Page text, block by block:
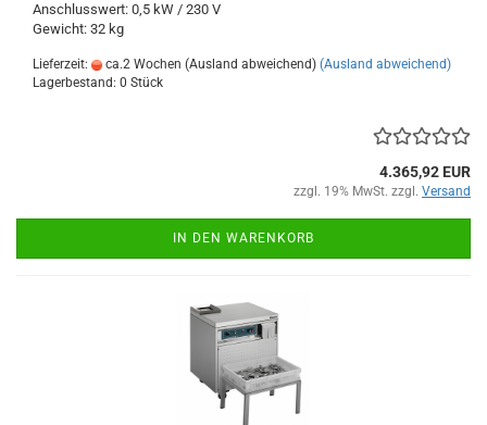
Anschlusswert: 0,5 kW / 230 V
Gewicht: 32 kg
Lieferzeit: ca.2 Wochen (Ausland abweichend) (Ausland abweichend)
Lagerbestand: 0 Stück
4.365,92 EUR
zzgl. 19% MwSt. zzgl. Versand
IN DEN WARENKORB